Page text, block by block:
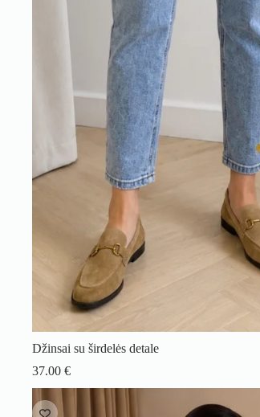
Džinsai su širdelės detale
37.00 €